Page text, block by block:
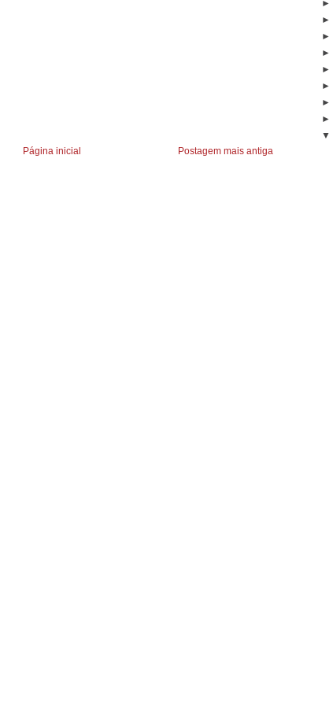
Postagem mais antiga
Página inicial
►
►
►
►
►
►
►
►
▼